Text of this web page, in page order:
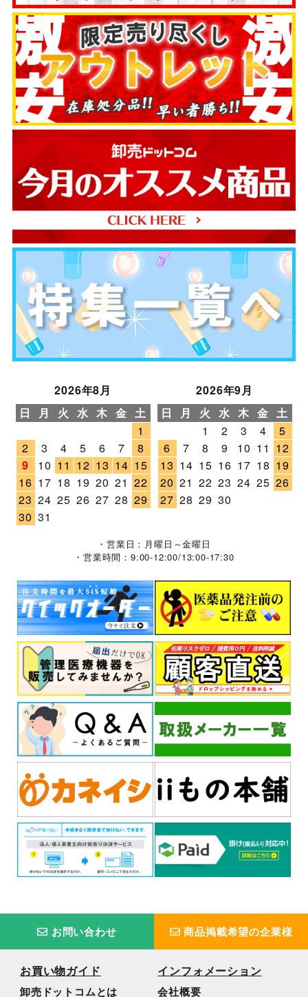
2026年8月
日
月 火 水 木 金 土
1
2
3 4 5 6 7
8
9
10 11 12 13 14 15
16 17 18 19 20 21 22
23 24 25 26 27 28 29
30 31
2026年9月
日
月 火 水 木 金 土
1
2 3 4
5
6
7 8 9 10 11 12
13 14 15 16 17 18 19
20 21 22 23 24 25 26
27 28 29 30
・営業日：月曜日～金曜日
・営業時間：9:00-12:00/13:00-17:30
お問い合わせ 商品掲載希望の企業様
お買い物ガイド
卸売ドットコムとは
インフォメーション
会社概要